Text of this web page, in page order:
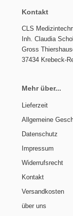
Kontakt
CLS
Inh. Claudia
Gross
37434 Krebeck-
Mehr über...
Lieferzeit
Allgemeine
Datenschutz
Impressum
Widerrufsrecht
Kontakt
Versandkosten
über uns